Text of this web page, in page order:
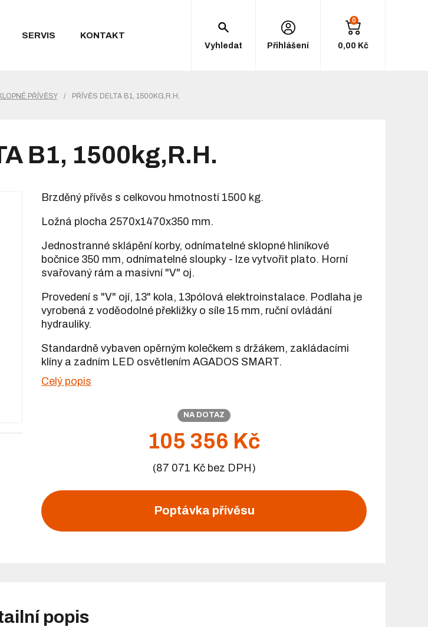
SERVIS KONTAKT
Vyhledat Přihlášení
0
0,00 Kč
PŘÍVĚSY / PŘÍVĚS DELTA B1, 1500KG,R.H.
B1, 1500kg,R.H.
Brzděný přívěs s celkovou hmotností 1500 kg.
Ložná plocha 2570x1470x350 mm.
Jednostranné sklápění korby, odnímatelné sklopné hliníkové
bočnice 350 mm, odnímatelné sloupky - lze vytvořit plato. Horní
svařovaný rám a masivní "V" oj.
Provedení s "V" ojí, 13" kola, 13pólová elektroinstalace. Podlaha je
vyrobená z voděodolné překližky o síle 15 mm, ruční ovládání
hydrauliky.
Standardně vybaven opěrným kolečkem s držákem, zakládacími
klíny a zadním LED osvětlením AGADOS SMART.
Celý popis
NA DOTAZ
105 356 Kč
(87 071 Kč bez DPH)
Poptávka přívěsu
popis